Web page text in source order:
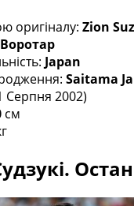
Чемпіонат Світу.
Таблиця УПЛ
Перша Ліга
Таблиця АПЛ
Таблиця Ла Ліги
Таблиця Ліги
Рейтинг країн УЄФА
Рейтинг клубів УЄФА
Рейтинг ФІФА
оригіналу: Zion
Воротар
Japan
Saitama
Серпня 2002)
см